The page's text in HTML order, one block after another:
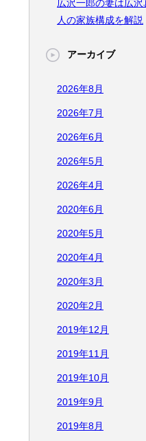
広沢一郎の妻は広
人の家族構成を解説
アーカイブ
2026年8月
2026年7月
2026年6月
2026年5月
2026年4月
2020年6月
2020年5月
2020年4月
2020年3月
2020年2月
2019年12月
2019年11月
2019年10月
2019年9月
2019年8月